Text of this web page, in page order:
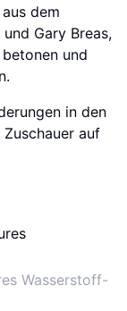
dem
Gary Breas,
und
in den
auf
Wasserstoff-